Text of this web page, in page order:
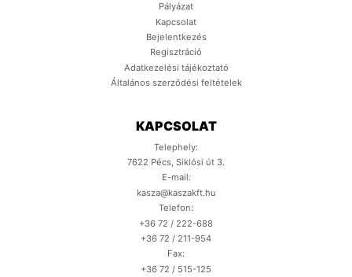
Pályázat
Kapcsolat
Bejelentkezés
Regisztráció
Adatkezelési tájékoztató
Általános szerződési feltételek
KAPCSOLAT
Telephely:
7622 Pécs, Siklósi út 3.
E-mail:
kasza@kaszakft.hu
Telefon:
+36 72 / 222-688
+36 72 / 211-954
Fax:
+36 72 / 515-125